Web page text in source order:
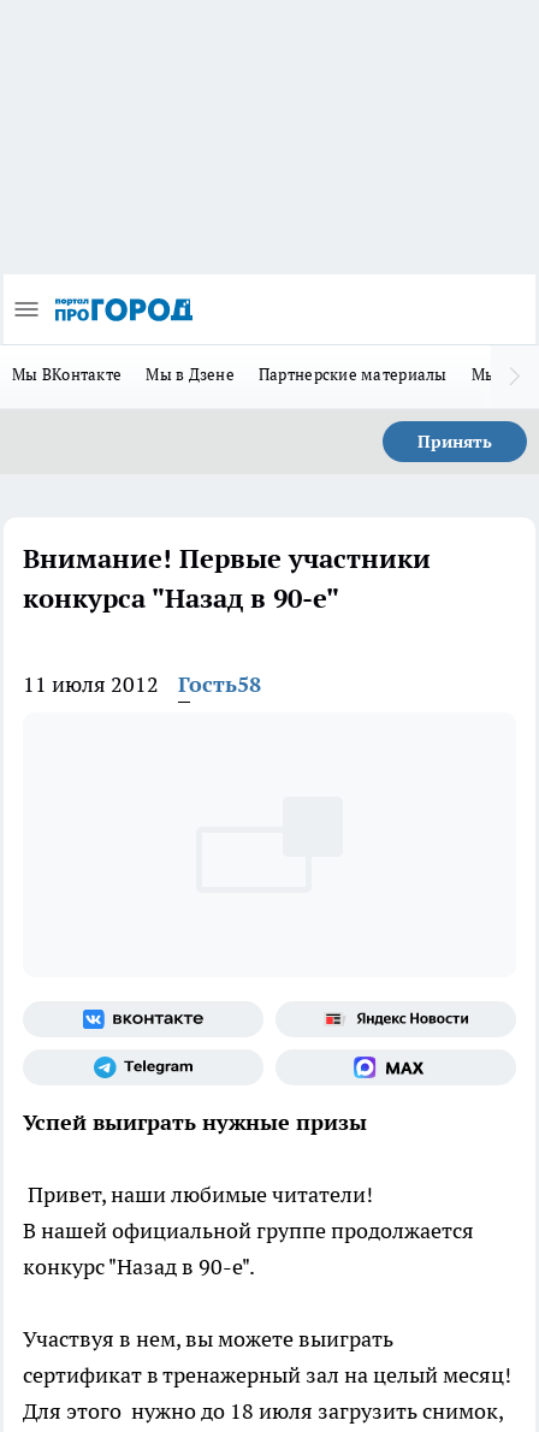
Мы ВКонтакте Мы в Дзене Партнерские материалы Мы в
Принять
Внимание! Первые участники
конкурса "Назад в 90-е"
11 июля 2012 Гость58
Успей выиграть нужные призы
Привет, наши любимые читатели!
В нашей официальной группе продолжается
конкурс "Назад в 90-е".
Участвуя в нем, вы можете выиграть
сертификат в тренажерный зал на целый месяц!
Для этого нужно до 18 июля загрузить снимок,